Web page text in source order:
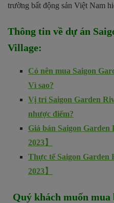
trường bất động sản Việt Nam
Thông tin về dự án
Village:
Có nên mua Saigon
Vì sao?
Vị trí Saigon Garden
nhược điểm?
Giá bán Saigon Garden
2023】
Thực tế Saigon Garden
2023】
Quý khách muốn